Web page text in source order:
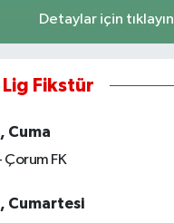
Detaylar için tıklayın
Fikstür
Cuma
Çorum FK
Cumartesi